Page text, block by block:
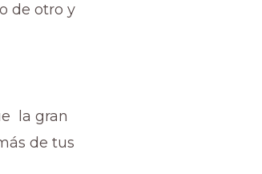
de otro y
la gran
de tus